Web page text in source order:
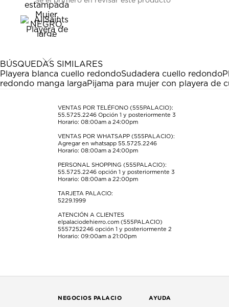
para
calificar
el
artículo
estrella
Esta
acción
abrirá
formulario
para
calificar
el
artículo
estrellas.
Esta
acción
abrirá
formulario
de
para
estrellas.
Esta
acción
abrirá
formulario
de
para
estrellas.
Esta
acción
abrirá
formulario
de
para
Esta
acción
abrirá
formulario
de
envío.
BÚSQUEDAS SIMILARES
Playera blanca cuello redondoSudadera cuello redondo
redondo manga largaPijama para mujer con playera de
VENTAS POR TELÉFONO (555PALACIO):
55.5725.2246 Opción 1 y posteriormente 3
Horario: 08:00am a 24:00pm
VENTAS POR WHATSAPP (555PALACIO):
Agregar en whatsapp 55.5725.2246
Horario: 08:00am a 24:00pm
PERSONAL SHOPPING (555PALACIO):
55.5725.2246 opción 1 y posteriormente 3
Horario: 08:00am a 22:00pm
TARJETA PALACIO:
5229.1999
ATENCIÓN A CLIENTES
elpalaciodehierro.com (555PALACIO)
5557252246 opción 1 y posteriormente 2
Horario: 09:00am a 21:00pm
NEGOCIOS PALACIO AYUDA